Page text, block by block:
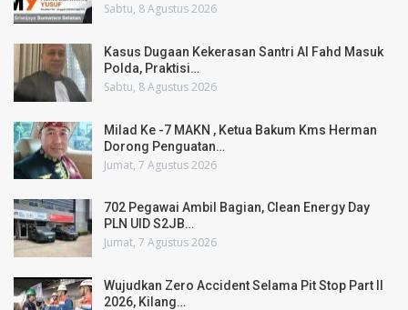
Sabtu, 8 Agustus 2026
Kasus Dugaan Kekerasan Santri Al Fahd Masuk
Polda, Praktisi…
Sabtu, 8 Agustus 2026
Milad Ke -7 MAKN , Ketua Bakum Kms Herman
Dorong Penguatan…
Jumat, 7 Agustus 2026
702 Pegawai Ambil Bagian, Clean Energy Day
PLN UID S2JB…
Jumat, 7 Agustus 2026
Wujudkan Zero Accident Selama Pit Stop Part II
2026, Kilang…